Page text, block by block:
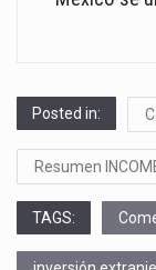
Posted in:
Resumen
TAGS: